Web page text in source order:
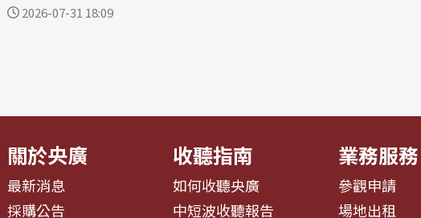
月在花蓮、台北、台中及台南共舉辦
2026-07-31 18:09
關於央廣
最新消息
採購公告
收聽指南
如何收聽央廣
中短波收聽報告
業務服務
參觀申請
場地出租